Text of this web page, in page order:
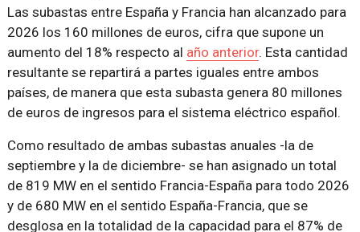
Las subastas entre España y Francia han alcanzado para
2026 los 160 millones de euros, cifra que supone un
aumento del 18% respecto al año anterior. Esta cantidad
resultante se repartirá a partes iguales entre ambos
países, de manera que esta subasta genera 80 millones
de euros de ingresos para el sistema eléctrico español.
Como resultado de ambas subastas anuales -la de
septiembre y la de diciembre- se han asignado un total
de 819 MW en el sentido Francia-España para todo 2026
y de 680 MW en el sentido España-Francia, que se
desglosa en la totalidad de la capacidad para el 87% de